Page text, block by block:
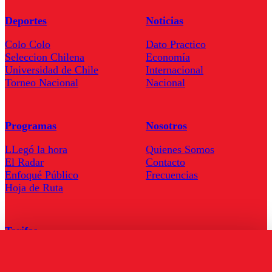
Deportes
Colo Colo
Seleccion Chilena
Universidad de Chile
Torneo Nacional
Noticias
Dato Practico
Economía
Internacional
Nacional
Programas
LLegó la hora
El Radar
Enfoqué Público
Hoja de Ruta
Nosotros
Quienes Somos
Contacto
Frecuencias
Tarifas